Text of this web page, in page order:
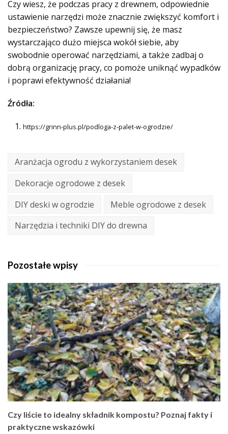
Czy wiesz, że podczas pracy z drewnem, odpowiednie
ustawienie narzędzi może znacznie zwiększyć komfort i
bezpieczeństwo? Zawsze upewnij się, że masz
wystarczająco dużo miejsca wokół siebie, aby
swobodnie operować narzędziami, a także zadbaj o
dobrą organizację pracy, co pomoże uniknąć wypadków
i poprawi efektywność działania!
Źródła:
https://grinn-plus.pl/podloga-z-palet-w-ogrodzie/
Aranżacja ogrodu z wykorzystaniem desek
Dekoracje ogrodowe z desek
DIY deski w ogrodzie
Meble ogrodowe z desek
Narzędzia i techniki DIY do drewna
Pozostałe wpisy
Czy liście to idealny składnik kompostu? Poznaj fakty i
praktyczne wskazówki